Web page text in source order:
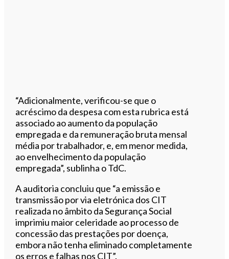
“Adicionalmente, verificou-se que o
acréscimo da despesa com esta rubrica está
associado ao aumento da população
empregada e da remuneração bruta mensal
média por trabalhador, e, em menor medida,
ao envelhecimento da população
empregada”, sublinha o TdC.
A auditoria concluiu que “a emissão e
transmissão por via eletrónica dos CIT
realizada no âmbito da Segurança Social
imprimiu maior celeridade ao processo de
concessão das prestações por doença,
embora não tenha eliminado completamente
os erros e falhas nos CIT”.